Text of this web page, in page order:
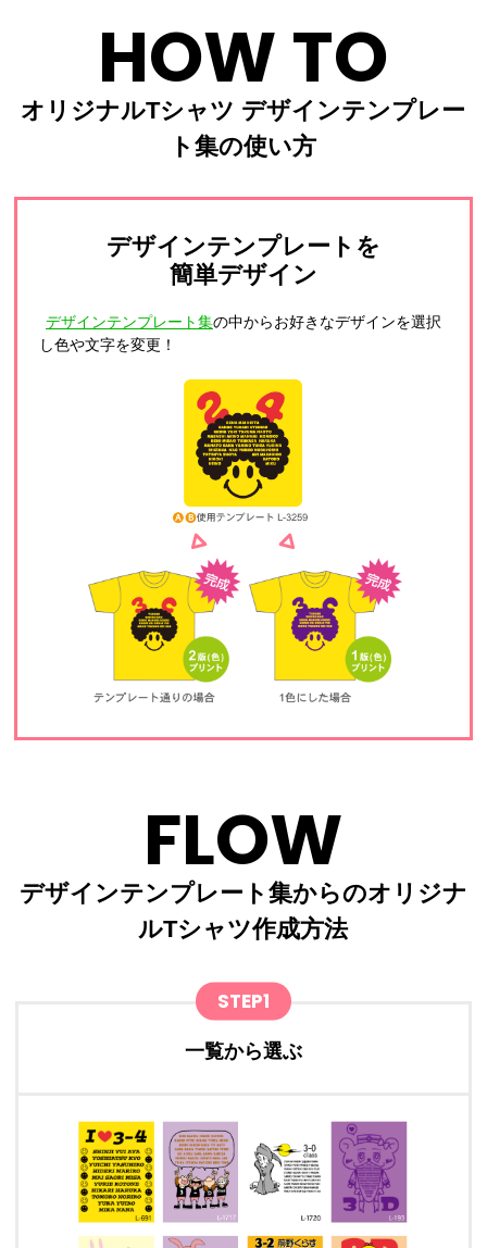
HOW TO
オリジナルTシャツ デザインテンプレー
ト集の使い方
デザインテンプレートを
簡単デザイン
デザインテンプレート集の中からお好きなデザインを選択
し色や文字を変更！
FLOW
デザインテンプレート集からのオリジナ
ルTシャツ作成方法
STEP1
一覧から選ぶ